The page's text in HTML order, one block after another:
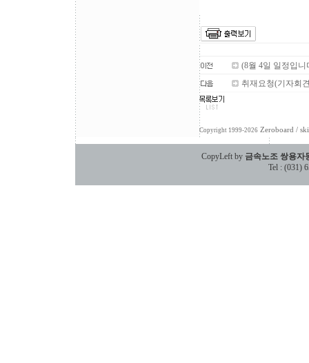
(8월 4일 일정입니
취재요청(기자회
Copyright 1999-2026 Zeroboard /
CopyLeft by 금속노조 쌍용자
Tel : (031)